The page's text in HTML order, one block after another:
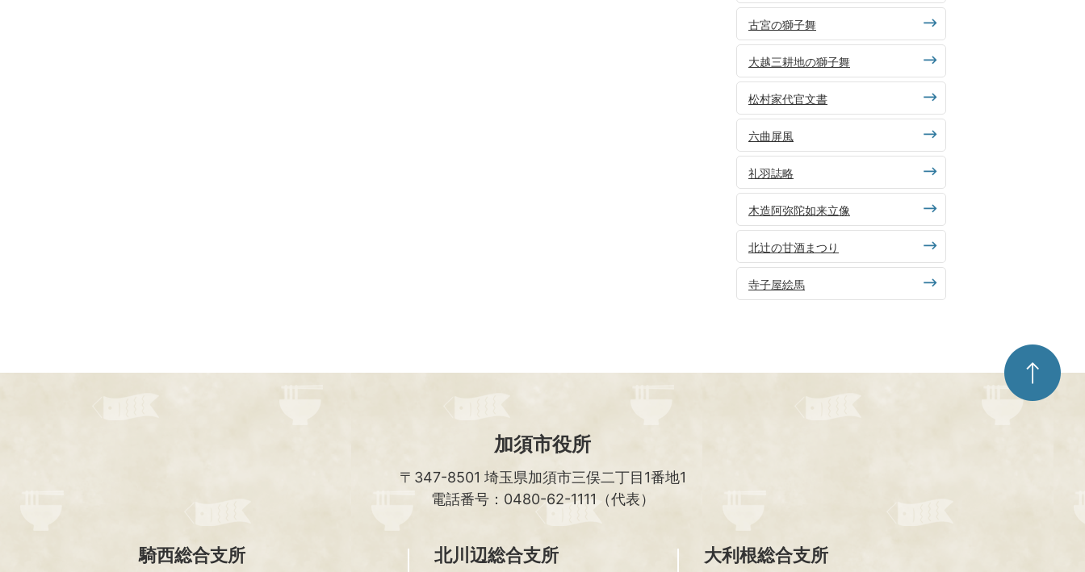
古宮の獅子舞
大越三耕地の獅子舞
松村家代官文書
六曲屏風
礼羽誌略
木造阿弥陀如来立像
北辻の甘酒まつり
寺子屋絵馬
ペ
ー
ジ
加須市役所
〒347-8501 埼玉県加須市三俣二丁目1番地1
電話番号：0480-62-1111（代表）
騎西総合支所 北川辺総合支所 大利根総合支所